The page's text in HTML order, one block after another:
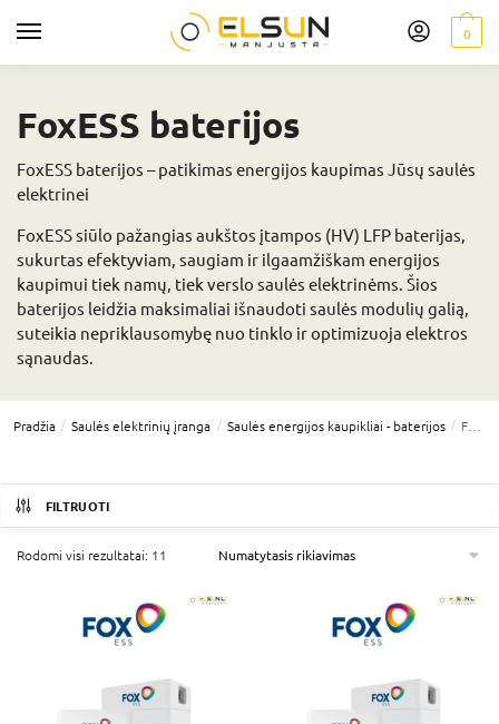
0
FoxESS baterijos
FoxESS baterijos – patikimas energijos kaupimas Jūsų saulės
elektrinei
FoxESS siūlo pažangias aukštos įtampos (HV) LFP baterijas,
sukurtas efektyviam, saugiam ir ilgaamžiškam energijos
kaupimui tiek namų, tiek verslo saulės elektrinėms. Šios
baterijos leidžia maksimaliai išnaudoti saulės modulių galią,
suteikia nepriklausomybę nuo tinklo ir optimizuoja elektros
sąnaudas.
Pradžia / Saulės elektrinių įranga / Saulės energijos kaupikliai - baterijos / FoxESS baterijos
FILTRUOTI
Rodomi visi rezultatai: 11